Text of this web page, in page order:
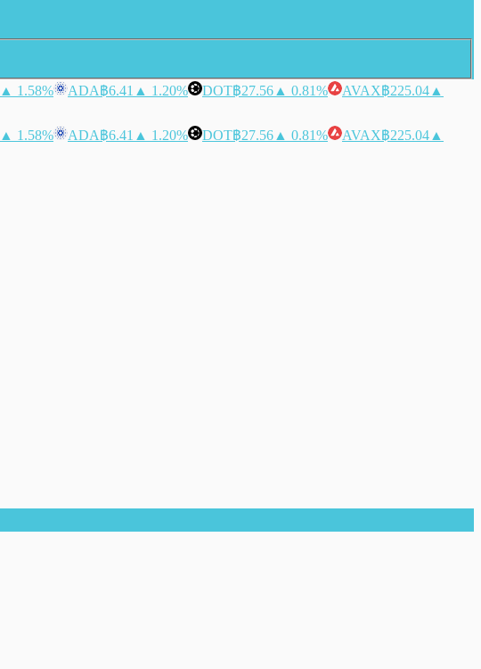
▲ 1.58% ADA฿6.41 ▲ 1.20% DOT฿27.56 ▲ 0.81% AVAX฿225.04 ▲
▲ 1.58% ADA฿6.41 ▲ 1.20% DOT฿27.56 ▲ 0.81% AVAX฿225.04 ▲